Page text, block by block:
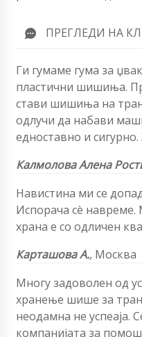
ПРЕГЛЕДИ НА
Ги гумаме гума за
пластични шишиња.
стави шишиња на
одлучи да набави
едноставно и
Калмолова Алена
Навистина ми се
Испорача сè
храна е со одличен
Карташова А., Москва
Многу задоволен од
хранење шише за
неодамна не успеаја.
компанијата за